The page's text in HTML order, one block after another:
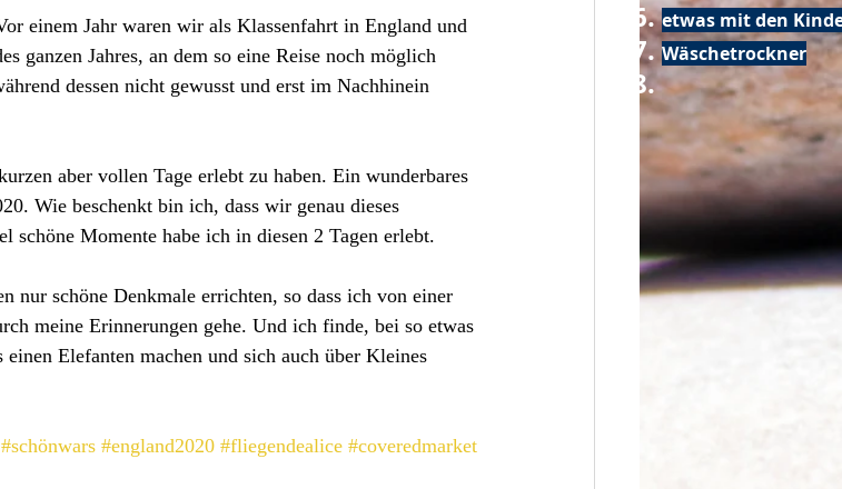
einem Jahr waren wir als Klassenfahrt in England und
ganzen Jahres, an dem so eine Reise noch möglich
dessen nicht gewusst und erst im Nachhinein
aber vollen Tage erlebt zu haben. Ein wunderbares
Wie beschenkt bin ich, dass wir genau dieses
schöne Momente habe ich in diesen 2 Tagen erlebt.
nur schöne Denkmale errichten, so dass ich von einer
meine Erinnerungen gehe. Und ich finde, bei so etwas
Elefanten machen und sich auch über Kleines
#schönwars #england2020 #fliegendealice #coveredmarket
etwas mit den
Wäschetrockner